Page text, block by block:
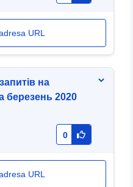
URL
на
березень 2020
0
URL